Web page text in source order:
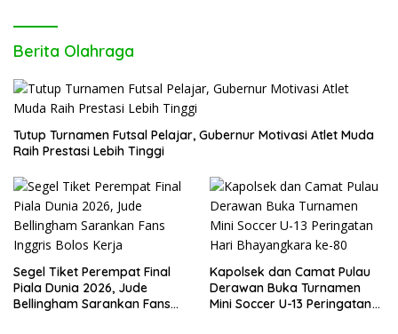
Berita Olahraga
Tutup Turnamen Futsal Pelajar, Gubernur Motivasi Atlet Muda
Raih Prestasi Lebih Tinggi
Segel Tiket Perempat Final
Piala Dunia 2026, Jude
Bellingham Sarankan Fans
Kapolsek dan Camat Pulau
Derawan Buka Turnamen
Mini Soccer U-13 Peringatan